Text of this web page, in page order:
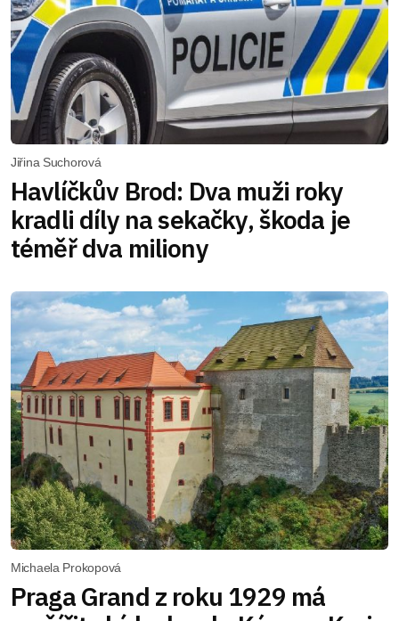
Jiřina Suchorová
Havlíčkův Brod: Dva muži roky
kradli díly na sekačky, škoda je
téměř dva miliony
Michaela Prokopová
Praga Grand z roku 1929 má